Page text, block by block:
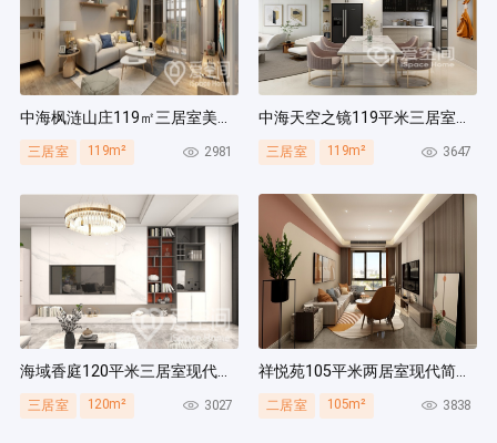
中海枫涟山庄119㎡三居室美式风装修案例
三居室 119m² 2981
中海天空之镜119平米三居室北欧风装修案例
三居室 119m² 3647
海域香庭120平米三居室现代简约风装修案例
三居室 120m² 3027
祥悦苑105平米两居室现代简约风装修案例
二居室 105m² 3838